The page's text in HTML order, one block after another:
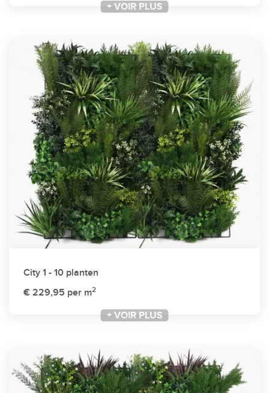
+ VOIR PLUS
City 1 - 10 planten
€ 229,95 per m2
+ VOIR PLUS